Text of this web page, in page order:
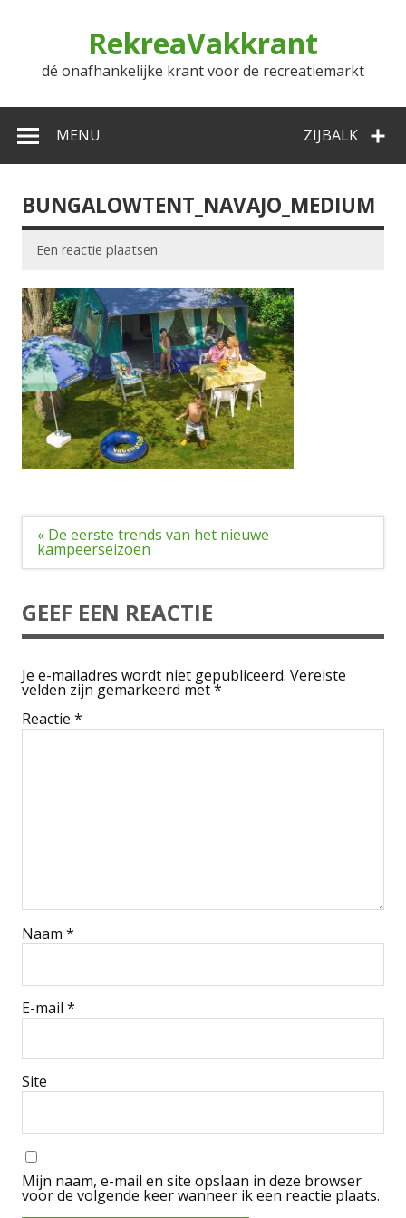
RekreaVakkrant
dé onafhankelijke krant voor de recreatiemarkt
ZIJBALK
MENU
BUNGALOWTENT_NAVAJO_MEDIUM
Een reactie plaatsen
Bericht
navigatie
« De eerste trends van het nieuwe
kampeerseizoen
GEEF EEN REACTIE
Je e-mailadres wordt niet gepubliceerd. Vereiste
velden zijn gemarkeerd met*
Reactie *
Naam *
E-mail *
Site
Mijn naam, e-mail en site opslaan in deze browser
voor de volgende keer wanneer ik een reactie plaats.